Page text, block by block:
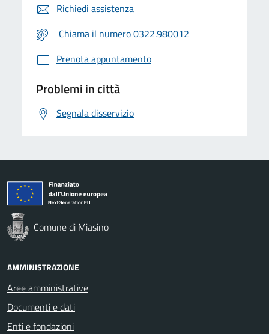
Richiedi assistenza
Chiama il numero 0322.980012
Prenota appuntamento
Problemi in città
Segnala disservizio
Comune di Miasino
AMMINISTRAZIONE
Aree amministrative
Documenti e dati
Enti e fondazioni